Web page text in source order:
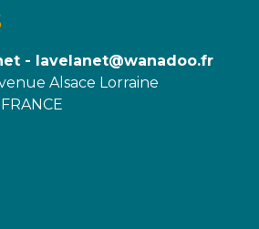
- lavelanet@wanadoo.fr
Alsace Lorraine